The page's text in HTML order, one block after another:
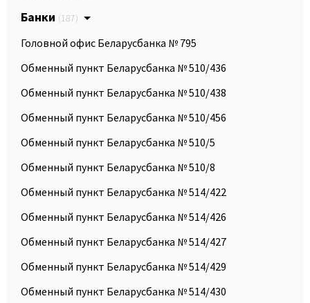
Банки (187)
Головной офис Беларусбанка № 795
Обменный пункт Беларусбанка № 510/436
Обменный пункт Беларусбанка № 510/438
Обменный пункт Беларусбанка № 510/456
Обменный пункт Беларусбанка № 510/5
Обменный пункт Беларусбанка № 510/8
Обменный пункт Беларусбанка № 514/422
Обменный пункт Беларусбанка № 514/426
Обменный пункт Беларусбанка № 514/427
Обменный пункт Беларусбанка № 514/429
Обменный пункт Беларусбанка № 514/430